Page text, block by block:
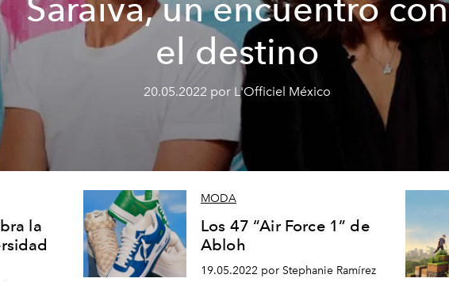
Saraiva, un encuentro con
el destino
20.05.2022 por L'Officiel México
la
MODA
Los 47 “Air Force 1” de
Abloh
19.05.2022 por Stephanie Ramírez